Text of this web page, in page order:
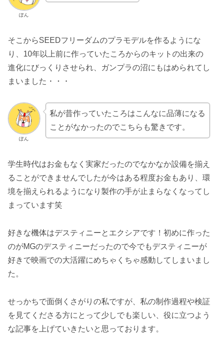
ぽん
そこからSEEDフリーダムのプラモデルを作るようにな
り、10年以上前に作っていたころからのキットの出来の
進化にびっくりさせられ、ガンプラの沼にもはめられてし
まいました・・・
ぽん
私が昔作っていたころはこんなに品薄になる
ことがなかったのでこちらも驚きです。
学生時代はお金もなく実家だったのでなかなか設備を揃え
ることができませんでしたが今はある程度お金もあり、環
境を揃えられるようになり製作の手が止まらなくなってし
まっています笑
好きな機体はデスティニーとエクシアです！初めに作った
のがMGのデスティニーだったので今でもデスティニーが
好きで映画での大活躍にめちゃくちゃ感動してしまいまし
た。
せっかちで面倒くさがりの私ですが、私の制作過程や検証
を見てくださる方にとって少しでも楽しい、役に立つよう
な記事を上げていきたいと思っております。